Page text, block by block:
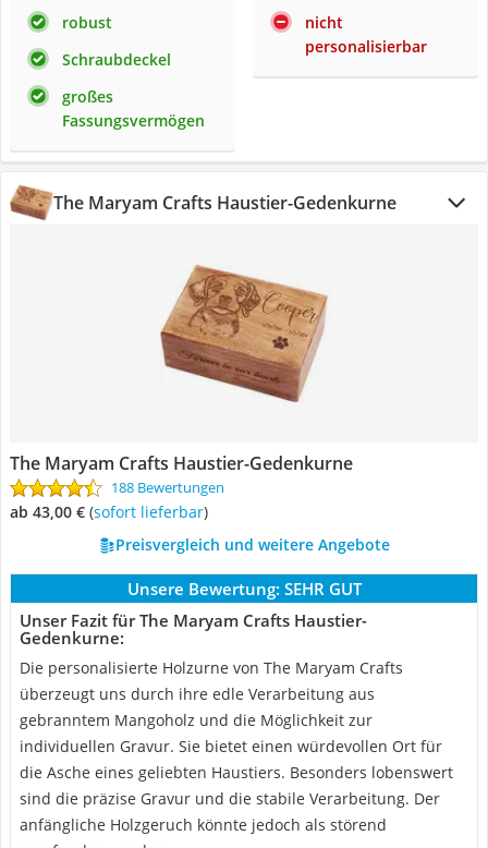
robust
Schraubdeckel
großes
Fassungsvermögen
nicht
personalisierbar
The Maryam Crafts Haustier-Gedenkurne
The Maryam Crafts Haustier-Gedenkurne
188 Bewertungen
ab 43,00 € ( Sofort lieferbar)
Preisvergleich und weitere Angebote
Unsere Bewertung: SEHR GUT
Unser Fazit für The Maryam Crafts Haustier-
Gedenkurne:
Die personalisierte Holzurne von The Maryam Crafts
überzeugt uns durch ihre edle Verarbeitung aus
gebranntem Mangoholz und die Möglichkeit zur
individuellen Gravur. Sie bietet einen würdevollen Ort für
die Asche eines geliebten Haustiers. Besonders lobenswert
sind die präzise Gravur und die stabile Verarbeitung. Der
anfängliche Holzgeruch könnte jedoch als störend